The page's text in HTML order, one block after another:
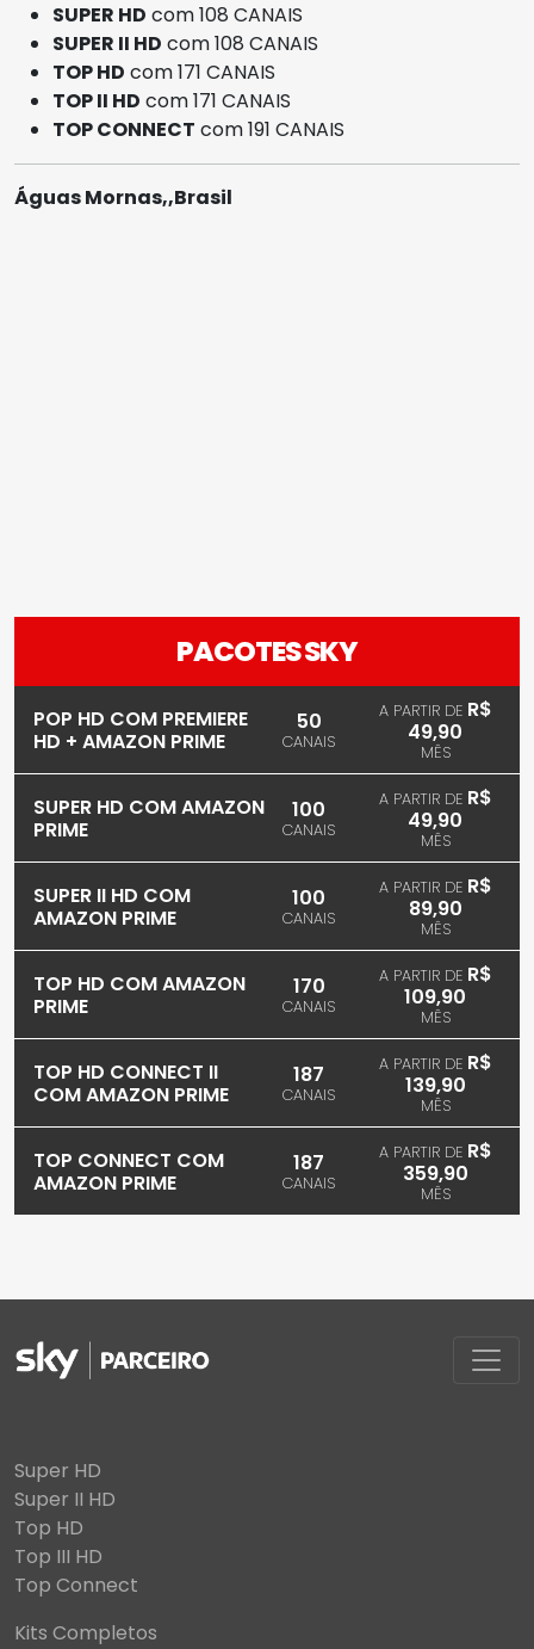
SUPER HD com 108 CANAIS
SUPER II HD com 108 CANAIS
TOP HD com 171 CANAIS
TOP II HD com 171 CANAIS
TOP CONNECT com 191 CANAIS
Águas Mornas,,Brasil
PACOTES SKY
POP HD COM PREMIERE
HD + AMAZON PRIME
50
CANAIS
A PARTIR DE R$
49,90
MÊS
SUPER HD COM AMAZON
PRIME
100
CANAIS
A PARTIR DE R$
49,90
MÊS
SUPER II HD COM
AMAZON PRIME
100
CANAIS
A PARTIR DE R$
89,90
MÊS
TOP HD COM AMAZON
PRIME
170
CANAIS
A PARTIR DE R$
109,90
MÊS
TOP HD CONNECT II
COM AMAZON PRIME
187
CANAIS
A PARTIR DE R$
139,90
MÊS
TOP CONNECT COM
AMAZON PRIME
187
CANAIS
A PARTIR DE R$
359,90
MÊS
Super HD
Super II HD
Top HD
Top III HD
Top Connect
Kits Completos